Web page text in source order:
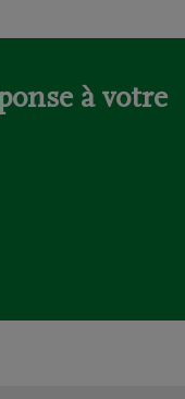
le Carnet de
à votre